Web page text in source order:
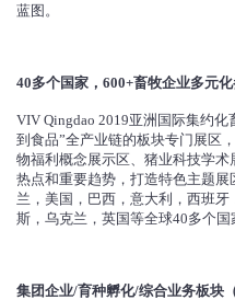
蓝图。
40多个国家，600+畜牧企业多元
VIV Qingdao 2019亚洲国际集约
到食品”全产业链的板块专门展区
物福利概念展示区、猪业科技学
热点和重要趋势，打造特色主题
兰，美国，巴西，意大利，西班
斯，乌克兰，英国等全球40多个国
集团企业/育种孵化/综合业务板块